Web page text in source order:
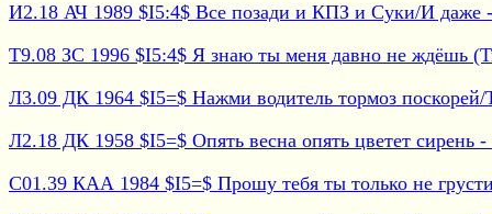
И2.18 АЧ 1989 $I5:4$ Все позади и КПЗ и Суки/И даже -
Т9.08 ЗС 1996 $I5:4$ Я знаю ты меня давно не ждёшь
Л3.09 ДК 1964 $I5=$ Нажми водитель тормоз
Л2.18 ДК 1958 $I5=$ Опять весна опять цветет сирень -
С01.39 КАА 1984 $I5=$ Прошу тебя ты только не